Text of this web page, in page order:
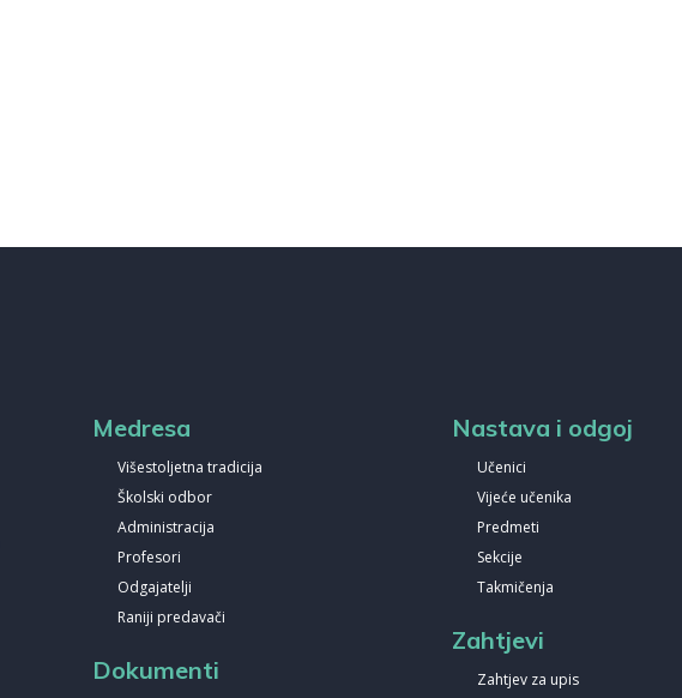
Medresa
Višestoljetna tradicija
Školski odbor
Administracija
Profesori
Odgajatelji
Raniji predavači
Dokumenti
Nastava i odgoj
Učenici
Vijeće učenika
Predmeti
Sekcije
Takmičenja
Zahtjevi
Zahtjev za upis